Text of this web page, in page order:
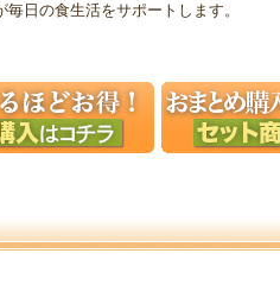
日の食生活をサポートします。